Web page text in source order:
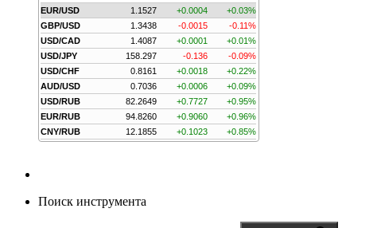
EUR/USD 1.1527 +0.0004
+0.03%
GBP/USD
1.3438 -0.0015
-0.11%
USD/CAD
1.4087 +0.0001
+0.01%
USD/JPY
158.297 -0.136
-0.09%
USD/CHF
0.8161 +0.0018
+0.22%
AUD/USD
0.7036 +0.0006
+0.09%
USD/RUB
82.2649 +0.7727
+0.95%
EUR/RUB
94.8260 +0.9060
+0.96%
CNY/RUB
12.1855 +0.1023 +0.85%
Поиск инструмента